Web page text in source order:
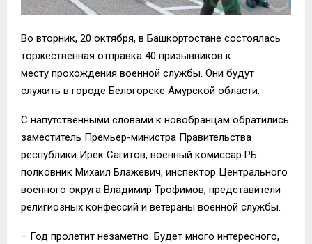
Во вторник, 20 октября, в Башкортостане состоялась
торжественная отправка 40 призывников к
месту прохождения военной службы. Они будут
служить в городе Белогорске Амурской области.
С напутственными словами к новобранцам обратились
заместитель Премьер-министра Правительства
республики Ирек Сагитов, военный комиссар РБ
полковник Михаил Блажевич, инспектор Центрального
военного округа Владимир Трофимов, представители
религиозных конфессий и ветераны военной службы.
– Год пролетит незаметно. Будет много интересного,